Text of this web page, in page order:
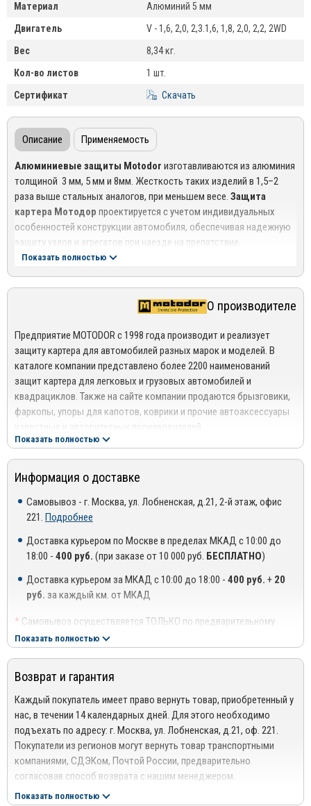
Материал
Алюминий 5 мм
Двигатель
V - 1,6, 2,0, 2,3.1,6, 1,8, 2,0, 2,2, 2WD
Вес
8,34 кг.
Кол-во листов
1 шт.
Сертификат
Скачать
Описание Применяемость
Алюминиевые защиты Motodor изготавливаются из алюминия
толщиной 3 мм, 5 мм и 8мм. Жесткость таких изделий в 1,5–2
раза выше стальных аналогов, при меньшем весе. Защита
картера Мотодор проектируется с учетом индивидуальных
особенностей конструкции автомобиля, обеспечивая надежную
защиту узлов и агрегатов при наезде на препятствие.
производитель оставил открытыми задние точки крепления к
Оцинкованный крепеж, повышает устойчивость к агрессивным
средам.
Все защиты картера устанавливаются в штатные места и не
требуют никаких доработок!
Показать полностью
О производителе
Предприятие MOTODOR с 1998 года производит и реализует
защиту картера для автомобилей разных марок и моделей. В
каталоге компании представлено более 2200 наименований
защит картера для легковых и грузовых автомобилей и
квадрациклов. Также на сайте компании продаются брызговики,
фаркопы, упоры для капотов, коврики и прочие автоаксессуары
известных и авторитетных производителей.
В качестве материала изготовления при производстве защиты
картера используется горячекатаная сталь толщиной 2, 3, 4 мм
или 5- и 8-миллиметровый алюминий. Изделия обладают ребрами
жесткости, что повышает их прочностные характеристики, а
также имеют технологические отверстия для текущего сервиса
(смена масла, фильтра и пр.).
Стальная защита картера покрывается специальным слоем, в
качестве которого используется особая эпоксидная краска,
устойчивая к механическим и прочим внешним воздействиям.
Алюминиевым изделиям такое покрытие не требуется,
поскольку они неуязвимы к химической агрессии. Каждая защита
монтажно-крепежными приспособлениями.
Преимущества компании MOTODOR
ведется по современным технологиям, а горячекатаная сталь в
1,5 раза прочнее холоднокатаного аналога, используемого
многими конкурентами.
Обратная связь с клиентами. Это позволяет учитывать их
пожелания, а также узнавать о ситуациях, когда продукция
MOTODOR защищала автомобиль от значительных повреждений.
Дополнительные услуги и сервисы: доставка защиты картера на
дом или в СТО, услуги установки (записаться можно через сайт),
консультирование и пр.
Показать полностью
Информация о доставке
Самовывоз - г. Москва, ул. Лобненская, д.21, 2-й этаж, офис
221. Подробнее
Доставка курьером по Москве в пределах МКАД с 10:00 до
18:00 - 400 руб. (при заказе от 10 000 руб. БЕСПЛАТНО)
Доставка курьером за МКАД с 10:00 до 18:00 - 400 руб. + 20
руб. за каждый км. от МКАД
* Самовывоз осуществляется ТОЛЬКО по предварительному
согласованию с менеджером!
проходная ТЦ или БЦ).
***Доставка до квартиры/офиса платная: + 100 руб. за заказ
весом до 10 кг., +200 руб. за заказ весом свыше 10 кг.
РЕГИОНАЛЬНАЯ ДОСТАВКА ПО РОССИИ, БЕЛАРУСИИ И
КАЗАХСТАНУ
Стоимость доставки от 1000 руб. рассчитывается
менеджером!
Показать полностью
Возврат и гарантия
Каждый покупатель имеет право вернуть товар, приобретенный у
нас, в течении 14 календарных дней. Для этого необходимо
подъехать по адресу: г. Москва, ул. Лобненская, д.21, оф. 221.
Покупатели из регионов могут вернуть товар транспортными
компаниями, СДЭКом, Почтой России, предварительно
согласовав способ возврата с нашим менеджером.
Подробнее сморите в разделе
Показать полностью